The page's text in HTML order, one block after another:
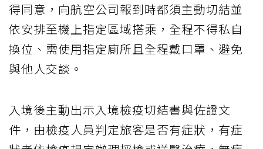
得同意，向航空公司報到時都須主動切結並
依安排至機上指定區域搭乘，全程不得私自
換位、需使用指定廁所且全程戴口罩、避免
與他人交談。
入境後主動出示入境檢疫切結書與佐證文
件，由檢疫人員判定旅客是否有症狀，有症